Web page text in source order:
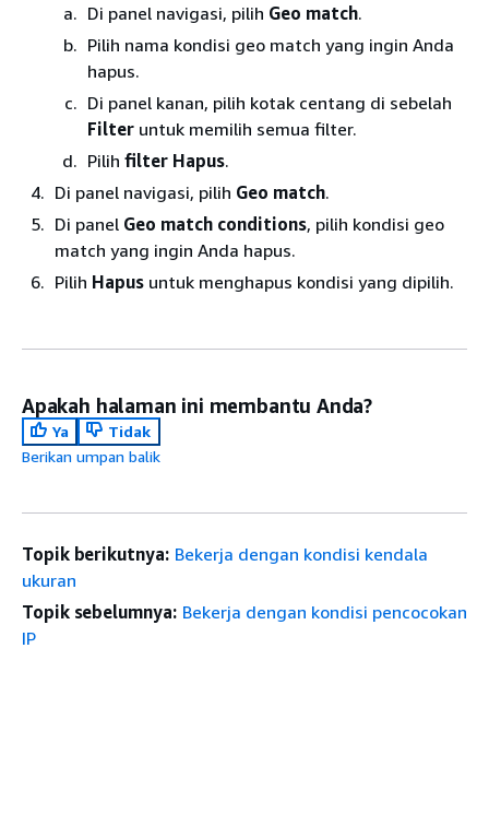
Di panel navigasi, pilih Geo match.
Pilih nama kondisi geo match yang ingin Anda
hapus.
Di panel kanan, pilih kotak centang di sebelah
Filter untuk memilih semua filter.
Pilih filter Hapus.
Di panel navigasi, pilih Geo match.
Di panel Geo match conditions, pilih kondisi geo
match yang ingin Anda hapus.
Pilih Hapus untuk menghapus kondisi yang dipilih.
Apakah halaman ini membantu Anda?
Ya
Tidak
Berikan umpan balik
Topik berikutnya: Bekerja dengan kondisi kendala
ukuran
Topik sebelumnya: Bekerja dengan kondisi pencocokan
IP